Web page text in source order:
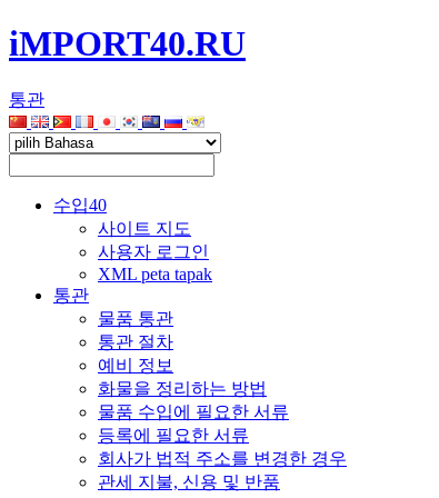
iMPORT40.RU
통관
수입40
사이트 지도
사용자 로그인
XML peta tapak
통관
물품 통관
통관 절차
예비 정보
화물을 정리하는 방법
물품 수입에 필요한 서류
등록에 필요한 서류
회사가 법적 주소를 변경한 경우
관세 지불, 신용 및 반품